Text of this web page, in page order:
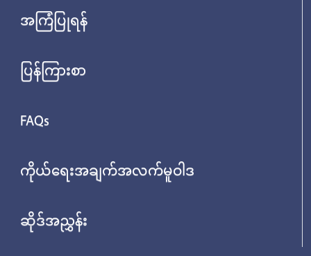
အကြံပြုရန်
ပြန်ကြားစာ
FAQs
ကိုယ်ရေးအချက်အလက်မူဝါဒ
ဆိုဒ်အညွှန်း